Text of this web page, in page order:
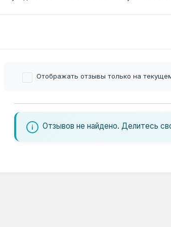
Украине.
Отображать отзывы только на
Отзывов не найдено. Делитесь